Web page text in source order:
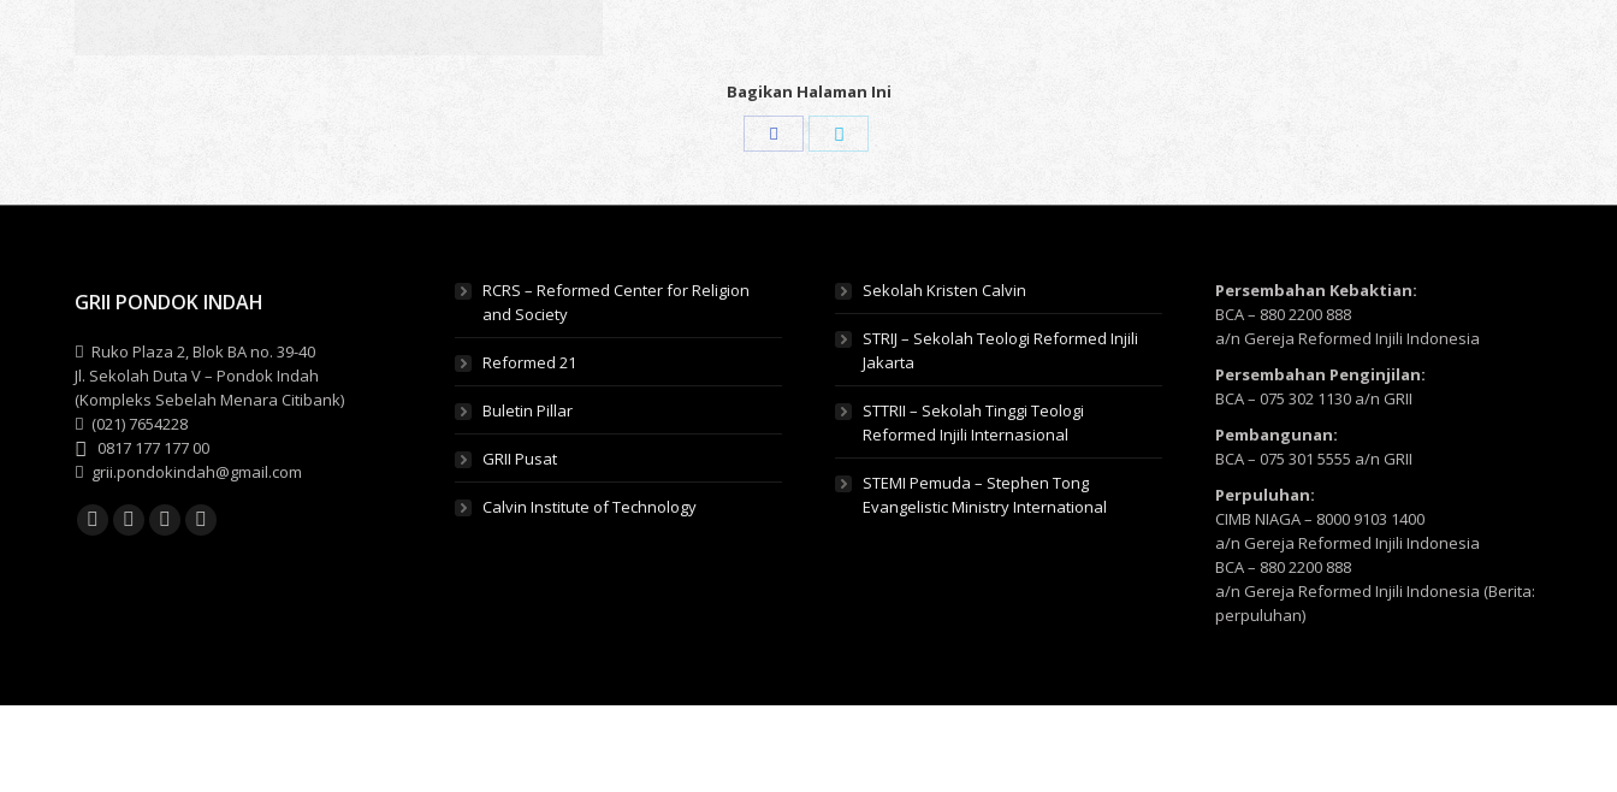
Bagikan Halaman Ini
FacebookTwitter
GRII PONDOK INDAH
Ruko Plaza 2, Blok BA no. 39-40
Jl. Sekolah Duta V – Pondok Indah
(Kompleks Sebelah Menara Citibank)
(021) 7654228
0817 177 177 00
grii.pondokindah@gmail.com
Find us on:
FacebookYouTubeInstagramWhatsapp
RCRS – Reformed Center for Religion
and Society
Reformed 21
Buletin Pillar
GRII Pusat
Calvin Institute of Technology
Sekolah Kristen Calvin
STRIJ – Sekolah Teologi Reformed Injili
Jakarta
STTRII – Sekolah Tinggi Teologi
Reformed Injili Internasional
STEMI Pemuda – Stephen Tong
Evangelistic Ministry International
Persembahan Kebaktian:
BCA – 880 2200 888
a/n Gereja Reformed Injili Indonesia
Persembahan Penginjilan:
BCA – 075 302 1130 a/n GRII
Pembangunan:
BCA – 075 301 5555 a/n GRII
Perpuluhan:
CIMB NIAGA – 8000 9103 1400
a/n Gereja Reformed Injili Indonesia
BCA – 880 2200 888
a/n Gereja Reformed Injili Indonesia (Berita:
perpuluhan)